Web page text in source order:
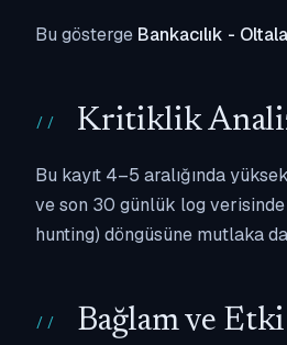
Bu gösterge Bankacılık -
Kritiklik
Bu kayıt 4–5 aralığında
ve son 30 günlük log
hunting) döngüsüne mutlaka
Bağlam ve